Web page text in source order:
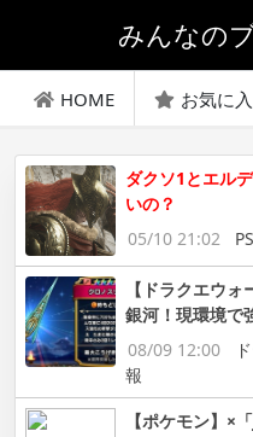
みんなの
HOME お気に
ダクソ1とエル
いの？
05/10 21:02
【ドラクエウ
銀河！現環境で
08/09 12:00
報
【ポケモン】×